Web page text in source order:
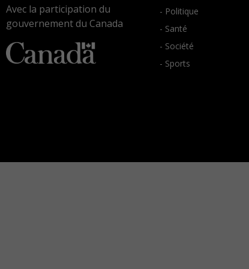
Avec la participation du
gouvernement du Canada
- Politique
- Santé
- Société
- Sports